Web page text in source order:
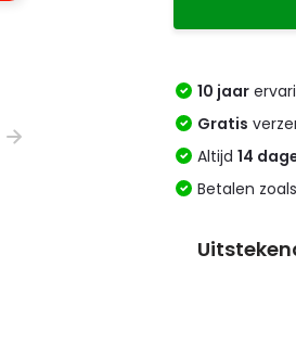
10 jaar
Gratis
Altijd14
Betalen